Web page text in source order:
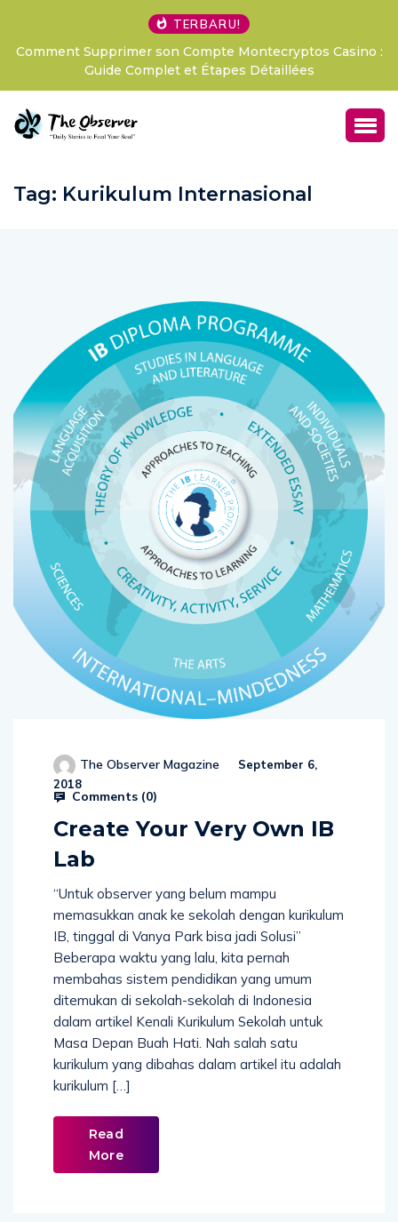
TERBARU!
Casino :
LExpérience Pari Sportif Révolutionnaire
France, Votre Passeport pour des
Tag: Kurikulum Internasional
The Observer Magazine
September 6,
2018
Comments (0)
Create Your Very Own IB
Lab
“Untuk observer yang belum mampu
memasukkan anak ke sekolah dengan kurikulum
IB, tinggal di Vanya Park bisa jadi Solusi”
Beberapa waktu yang lalu, kita pernah
membahas sistem pendidikan yang umum
ditemukan di sekolah-sekolah di Indonesia
dalam artikel Kenali Kurikulum Sekolah untuk
Masa Depan Buah Hati. Nah salah satu
kurikulum yang dibahas dalam artikel itu adalah
kurikulum […]
Read
More